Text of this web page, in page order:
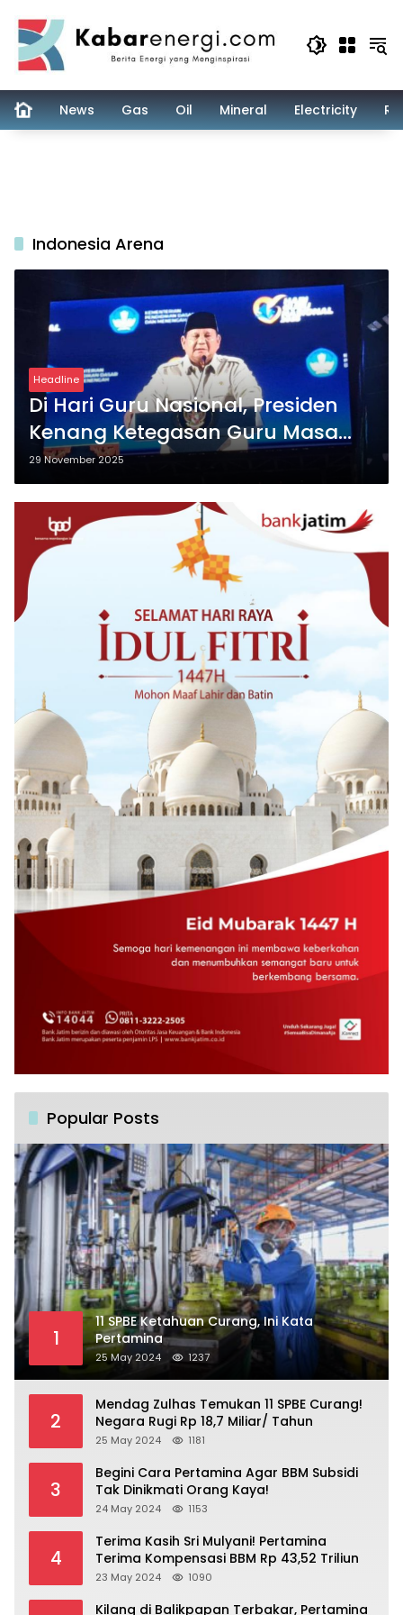
content
News Gas Oil Mineral Electricity
Indonesia Arena
Headline
Di Hari Guru Nasional, Presiden
Kenang Ketegasan Guru Masa
Lalu
29 November 2025
Popular Posts
1
11 SPBE Ketahuan Curang, Ini Kata
Pertamina
25 May 2024 1237
2
Mendag Zulhas Temukan 11 SPBE Curang!
Negara Rugi Rp 18,7 Miliar/ Tahun
25 May 2024 1181
3
Begini Cara Pertamina Agar BBM Subsidi
Tak Dinikmati Orang Kaya!
24 May 2024 1153
4
Terima Kasih Sri Mulyani! Pertamina
Terima Kompensasi BBM Rp 43,52 Triliun
23 May 2024 1090
Kilang di Balikpapan Terbakar, Pertamina